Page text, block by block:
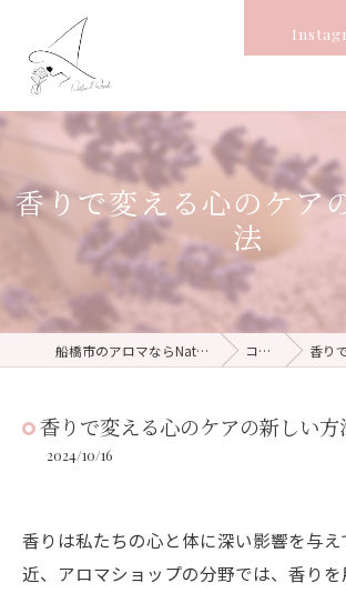
香りで変える心のケア
法
船橋市のアロマならNatural Witch コラム 香りで
香りで変える心のケアの新しい方
2024/10/16
香りは私たちの心と体に深い影響を与え
近、アロマショップの分野では、香り